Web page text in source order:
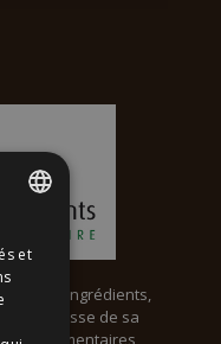
Colin Ingrédients,
la richesse de sa
alimentaires
et